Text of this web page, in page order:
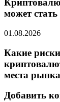
может
01.08.2026
Какие
места рынка
Добавить